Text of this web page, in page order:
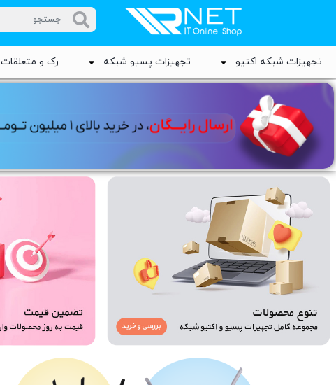
تجهیزات شبکه اکتیو تجهیزات پسیو شبکه رک و متعلقات